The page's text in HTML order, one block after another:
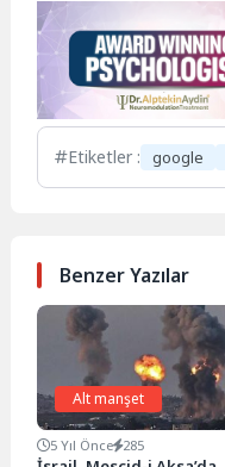
Etiketler : google
Benzer Yazılar
Alt manşet
5 Yıl Önce 285